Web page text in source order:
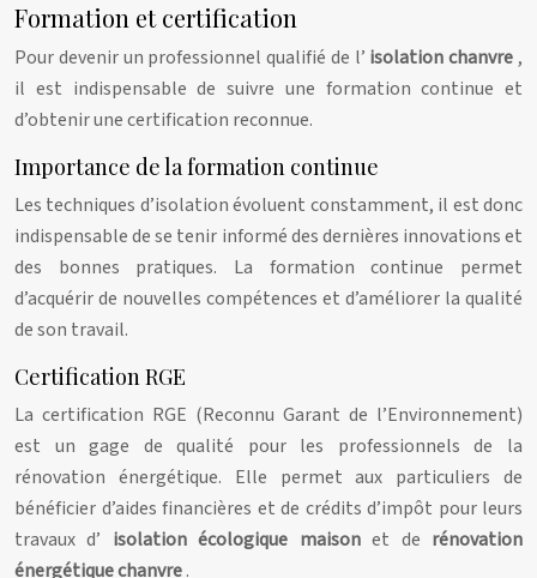
Formation et certification
Pour devenir un professionnel qualifié de l’ isolation chanvre ,
il est indispensable de suivre une formation continue et
d’obtenir une certification reconnue.
Importance de la formation continue
Les techniques d’isolation évoluent constamment, il est donc
indispensable de se tenir informé des dernières innovations et
des bonnes pratiques. La formation continue permet
d’acquérir de nouvelles compétences et d’améliorer la qualité
de son travail.
Certification RGE
La certification RGE (Reconnu Garant de l’Environnement)
est un gage de qualité pour les professionnels de la
rénovation énergétique. Elle permet aux particuliers de
bénéficier d’aides financières et de crédits d’impôt pour leurs
travaux d’ isolation écologique maisonet de rénovation
énergétique chanvre.